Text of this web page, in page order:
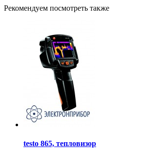
Рекомендуем посмотреть также
testo 865, тепловизор